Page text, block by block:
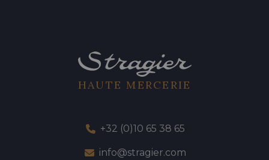
HAUTE MERCERIE
+32 (0)10 65 38 65
info@stragier.com